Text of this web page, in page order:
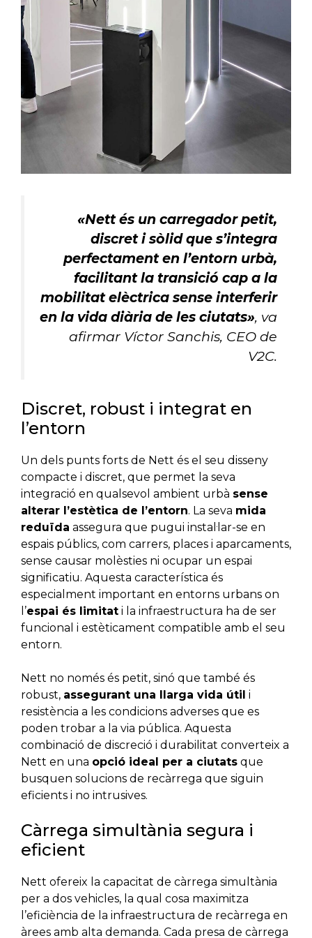
«Nett és un carregador petit,
discret i sòlid que s’integra
perfectament en l’entorn urbà,
facilitant la transició cap a la
mobilitat elèctrica sense interferir
en la vida diària de les ciutats», va
afirmar Víctor Sanchis, CEO de
V2C.
Discret, robust i integrat en
l’entorn
Un dels punts forts de Nett és el seu disseny
compacte i discret, que permet la seva
integració en qualsevol ambient urbà sense
alterar l’estètica de l’entorn. La seva mida
reduïda assegura que pugui instal·lar-se en
espais públics, com carrers, places i aparcaments,
sense causar molèsties ni ocupar un espai
significatiu. Aquesta característica és
especialment important en entorns urbans on
l’espai és limitat i la infraestructura ha de ser
funcional i estèticament compatible amb el seu
entorn.
Nett no només és petit, sinó que també és
robust, assegurant una llarga vida útil i
resistència a les condicions adverses que es
poden trobar a la via pública. Aquesta
combinació de discreció i durabilitat converteix a
Nett en una opció ideal per a ciutats que
busquen solucions de recàrrega que siguin
eficients i no intrusives.
Càrrega simultània segura i
eficient
Nett ofereix la capacitat de càrrega simultània
per a dos vehicles, la qual cosa maximitza
l’eficiència de la infraestructura de recàrrega en
àrees amb alta demanda. Cada presa de càrrega